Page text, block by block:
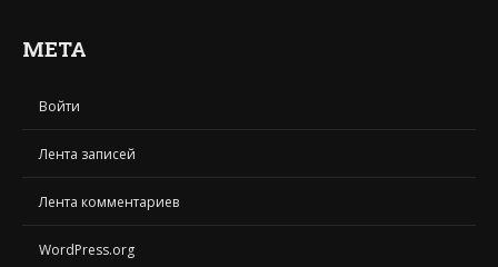
МЕТА
Войти
Лента записей
Лента комментариев
WordPress.org